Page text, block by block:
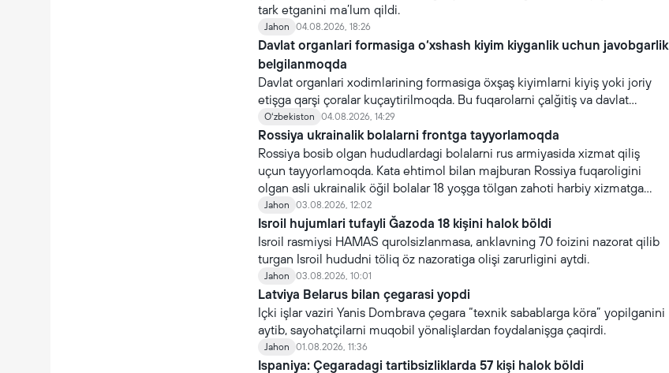
tark etganini ma’lum qildi.
Jahon 04.08.2026, 18:26
Davlat organlari formasiga o‘xshash kiyim kiyganlik uchun javobgarlik
belgilanmoqda
Davlat organlari xodimlarining formasiga öxşaş kiyimlarni kiyiş yoki joriy
etişga qarşi çoralar kuçaytirilmoqda. Bu fuqarolarni çalğitiş va davlat
organlari nomidan işonçning suiiste’mol qilinişini oldini olişga qaratilgan.
Oʻzbekiston 04.08.2026, 14:29
Rossiya ukrainalik bolalarni frontga tayyorlamoqda
Rossiya bosib olgan hududlardagi bolalarni rus armiyasida xizmat qiliş
uçun tayyorlamoqda. Kata ehtimol bilan majburan Rossiya fuqaroligini
olgan asli ukrainalik öğil bolalar 18 yoşga tölgan zahoti harbiy xizmatga
çaqiriladi.
Jahon 03.08.2026, 12:02
Isroil hujumlari tufayli Ğazoda 18 kişini halok böldi
Isroil rasmiysi HAMAS qurolsizlanmasa, anklavning 70 foizini nazorat qilib
turgan Isroil hududni töliq öz nazoratiga olişi zarurligini aytdi.
Jahon 03.08.2026, 10:01
Latviya Belarus bilan çegarasi yopdi
Içki işlar vaziri Yanis Dombrava çegara “texnik sabablarga köra” yopilganini
aytib, sayohatçilarni muqobil yönalişlardan foydalanişga çaqirdi.
Jahon 01.08.2026, 11:36
Ispaniya: Çegaradagi tartibsizliklarda 57 kişi halok böldi